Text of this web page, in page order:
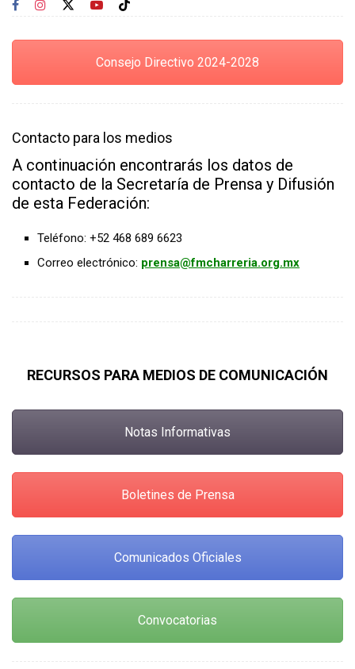
Consejo Directivo 2024-2028
Contacto para los medios
A continuación encontrarás los datos de
contacto de la Secretaría de Prensa y Difusión
de esta Federación:
Teléfono: +52 468 689 6623
Correo electrónico: prensa@fmcharreria.org.mx
RECURSOS PARA MEDIOS DE COMUNICACIÓN
Notas Informativas
Boletines de Prensa
Comunicados Oficiales
Convocatorias